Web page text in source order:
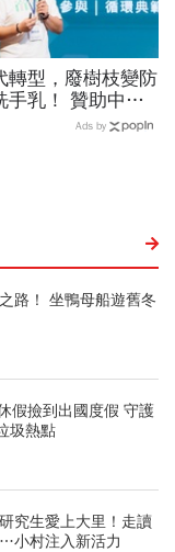
轉型，廢樹枝變防
手乳！ 贊助中華
達打造木材循環利
Ads by
路！ 坐鴨母船遊舊冬
假撿到出國度假 守護
圾熱點
究生愛上大里！走讀
小村注入新活力